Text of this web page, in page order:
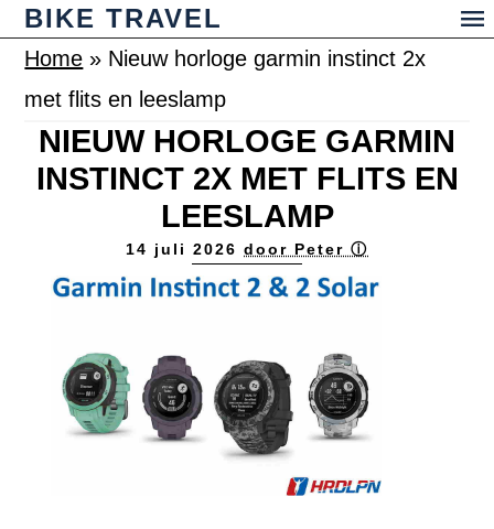
BIKE TRAVEL
Home » Nieuw horloge garmin instinct 2x
met flits en leeslamp
NIEUW HORLOGE GARMIN
INSTINCT 2X MET FLITS EN
LEESLAMP
14 juli 2026 door Peter ⓘ